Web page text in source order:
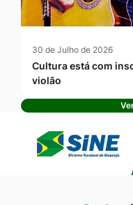
30 de Julho de 2026
Cultura está com
violão